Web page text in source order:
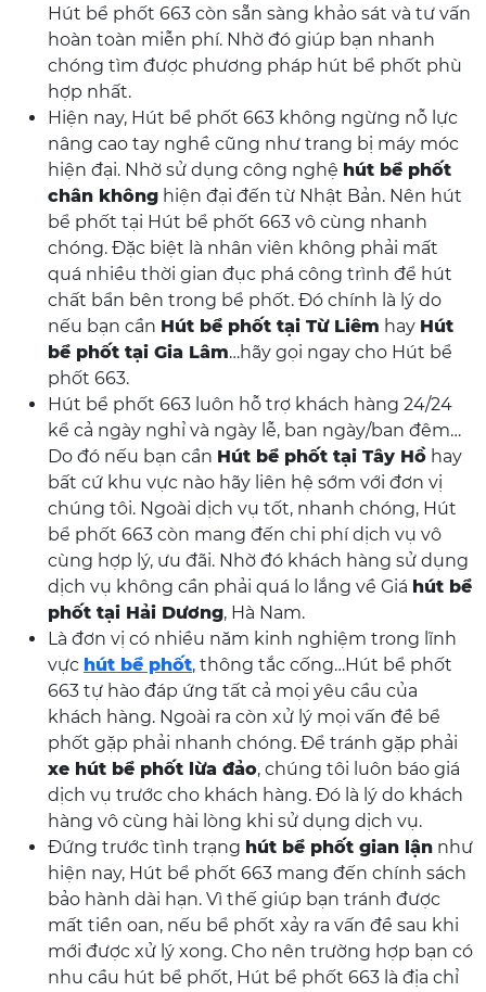
Hút bể phốt 663 còn sẵn sàng khảo sát và tư vấn
hoàn toàn miễn phí. Nhờ đó giúp bạn nhanh
chóng tìm được phương pháp hút bể phốt phù
hợp nhất.
Hiện nay, Hút bể phốt 663 không ngừng nỗ lực
nâng cao tay nghề cũng như trang bị máy móc
hiện đại. Nhờ sử dụng công nghệ hút bể phốt
chân không hiện đại đến từ Nhật Bản. Nên hút
bể phốt tại Hút bể phốt 663 vô cùng nhanh
chóng. Đặc biệt là nhân viên không phải mất
quá nhiều thời gian đục phá công trình để hút
chất bẩn bên trong bể phốt. Đó chính là lý do
nếu bạn cần Hút bể phốt tại Từ Liêm hay Hút
bể phốt tại Gia Lâm…hãy gọi ngay cho Hút bể
phốt 663.
Hút bể phốt 663 luôn hỗ trợ khách hàng 24/24
kể cả ngày nghỉ và ngày lễ, ban ngày/ban đêm…
Do đó nếu bạn cần Hút bể phốt tại Tây Hồ hay
bất cứ khu vực nào hãy liên hệ sớm với đơn vị
chúng tôi. Ngoài dịch vụ tốt, nhanh chóng, Hút
bể phốt 663 còn mang đến chi phí dịch vụ vô
cùng hợp lý, ưu đãi. Nhờ đó khách hàng sử dụng
dịch vụ không cần phải quá lo lắng về Giá hút bể
phốt tại Hải Dương, Hà Nam.
Là đơn vị có nhiều năm kinh nghiệm trong lĩnh
vực hút bể phốt, thông tắc cống…Hút bể phốt
663 tự hào đáp ứng tất cả mọi yêu cầu của
khách hàng. Ngoài ra còn xử lý mọi vấn đề bể
phốt gặp phải nhanh chóng. Để tránh gặp phải
xe hút bể phốt lừa đảo, chúng tôi luôn báo giá
dịch vụ trước cho khách hàng. Đó là lý do khách
hàng vô cùng hài lòng khi sử dụng dịch vụ.
Đứng trước tình trạng hút bể phốt gian lận như
hiện nay, Hút bể phốt 663 mang đến chính sách
bảo hành dài hạn. Vì thế giúp bạn tránh được
mất tiền oan, nếu bể phốt xảy ra vấn đề sau khi
mới được xử lý xong. Cho nên trường hợp bạn có
nhu cầu hút bể phốt, Hút bể phốt 663 là địa chỉ